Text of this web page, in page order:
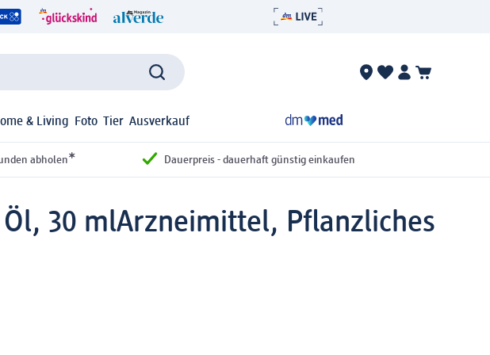
& Living Foto Tier Ausverkauf
abholen* Dauerpreis - dauerhaft günstig einkaufen
30 mlArzneimittel, Pflanzliches